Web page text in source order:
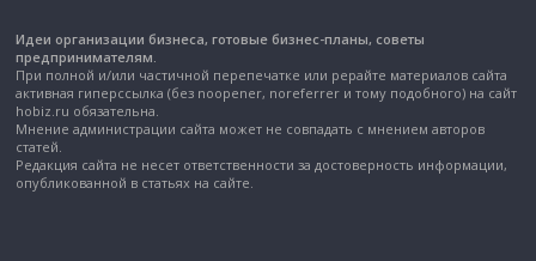
Идеи организации бизнеса, готовые бизнес-планы, советы
предпринимателям.
При полной и/или частичной перепечатке или рерайте материалов сайта
активная гиперссылка (без noopener, noreferrer и тому подобного) на сайт
hobiz.ru обязательна.
Мнение администрации сайта может не совпадать с мнением авторов
статей.
Редакция сайта не несет ответственности за достоверность информации,
опубликованной в статьях на сайте.